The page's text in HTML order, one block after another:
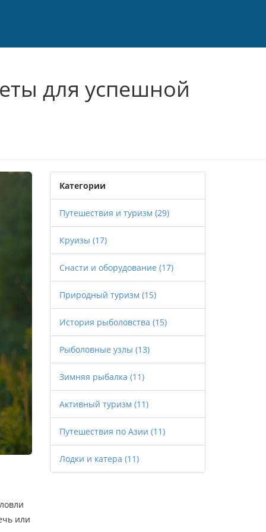
для успешной
или
Категории
Путешествия и туризм (29)
Круизы (17)
Снасти и оборудование (17)
Природный туризм (15)
История рыболовства (15)
Рыболовные узлы (13)
Зимняя рыбалка (11)
Активный туризм (11)
Путешествия по Азии (11)
Лодки и катера (11)